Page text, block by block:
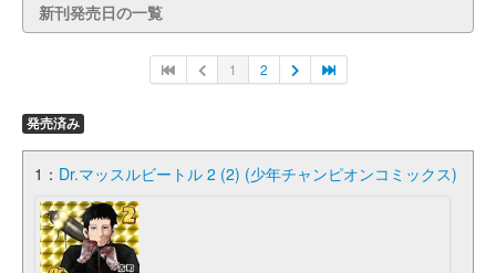
新刊発売日の一覧
1 2
発売済み
1： Dr.マッスルビートル 2 (2) (少年チャンピオンコミックス)